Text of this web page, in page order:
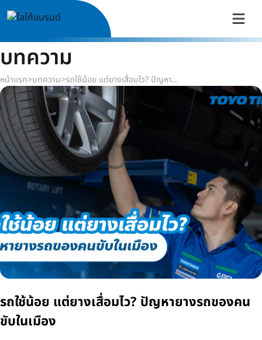
บทความ
หน้าแรก>บทความ> รถใช้น้อย แต่ยางเสื่อมไว? ปัญหายางรถของคนขับในเมือง
รถใช้น้อย แต่ยางเสื่อมไว? ปัญหายางรถของคน
ขับในเมือง